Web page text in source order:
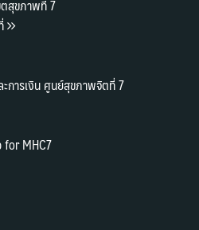
ตสุขภาพที่ 7
การเงิน ศูนย์สุขภาพจิตที่ 7
MHC7